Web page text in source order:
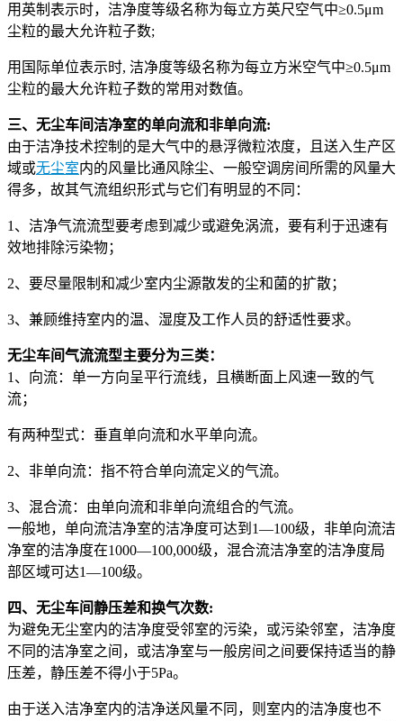
用英制表示时，洁净度等级名称为每立方英尺空气中≥0.5μm
尘粒的最大允许粒子数;
用国际单位表示时, 洁净度等级名称为每立方米空气中≥0.5μm
尘粒的最大允许粒子数的常用对数值。
三、无尘车间洁净室的单向流和非单向流:
由于洁净技术控制的是大气中的悬浮微粒浓度，且送入生产区
域或无尘室内的风量比通风除尘、一般空调房间所需的风量大
得多，故其气流组织形式与它们有明显的不同：
1、洁净气流流型要考虑到减少或避免涡流，要有利于迅速有
效地排除污染物；
2、要尽量限制和减少室内尘源散发的尘和菌的扩散；
3、兼顾维持室内的温、湿度及工作人员的舒适性要求。
无尘车间气流流型主要分为三类：
1、向流：单一方向呈平行流线，且横断面上风速一致的气
流；
有两种型式：垂直单向流和水平单向流。
2、非单向流：指不符合单向流定义的气流。
3、混合流：由单向流和非单向流组合的气流。
一般地，单向流洁净室的洁净度可达到1—100级，非单向流洁
净室的洁净度在1000—100,000级，混合流洁净室的洁净度局
部区域可达1—100级。
四、无尘车间静压差和换气次数:
为避免无尘室内的洁净度受邻室的污染，或污染邻室，洁净度
不同的洁净室之间，或洁净室与一般房间之间要保持适当的静
压差，静压差不得小于5Pa。
由于送入洁净室内的洁净送风量不同，则室内的洁净度也不